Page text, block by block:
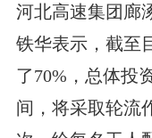
河北高速集团廊
铁华表示，截至
了70%，总体投
间，将采取轮流